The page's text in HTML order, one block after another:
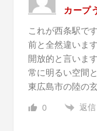
カープ
これが西条駅で
前と全然違います
開放的と言いま
常に明るい空間
東広島市の陸の
0 返信